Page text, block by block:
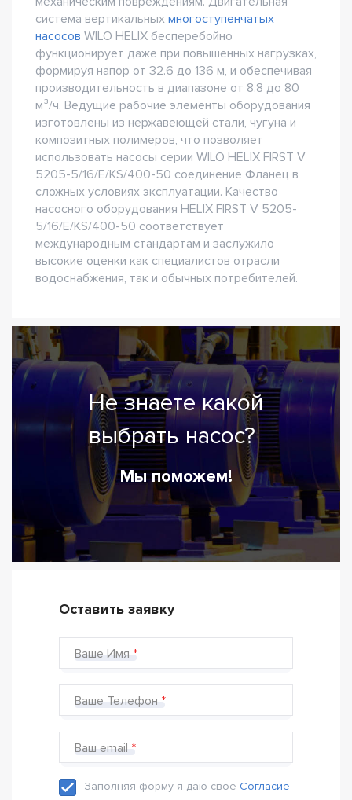
система вертикальных многоступенчатых
насосов WILO HELIX бесперебойно
функционирует даже при повышенных нагрузках,
формируя напор от 32.6 до 136 м, и обеспечивая
производительность в диапазоне от 8.8 до 80
м³/ч. Ведущие рабочие элементы оборудования
изготовлены из нержавеющей стали, чугуна и
композитных полимеров, что позволяет
использовать насосы серии WILO HELIX FIRST V
5205-5/16/E/KS/400-50 соединение Фланец в
сложных условиях эксплуатации. Качество
насосного оборудования HELIX FIRST V 5205-
5/16/E/KS/400-50 соответствует
международным стандартам и заслужило
высокие оценки как специалистов отрасли
водоснабжения, так и обычных потребителей.
Не знаете какой
выбрать насос?
Мы поможем!
Оставить заявку
Ваше Имя
Ваше Телефон
Ваш email
Заполняя форму я даю своё Согласие